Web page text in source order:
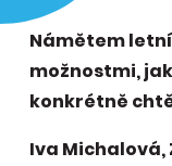
Námětem
možnostmi,
konkrétně
Iva Michalová,